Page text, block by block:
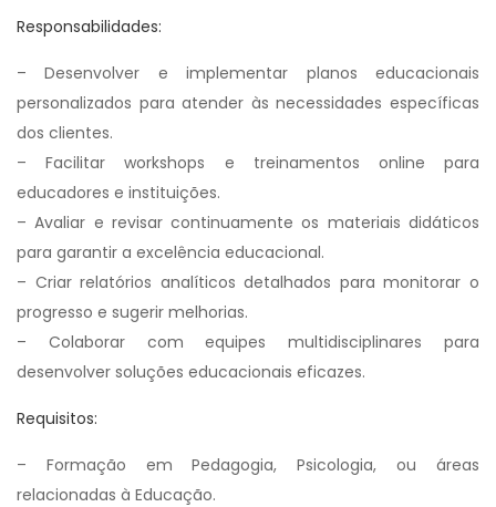
Responsabilidades:
– Desenvolver e implementar planos educacionais
personalizados para atender às necessidades específicas
dos clientes.
– Facilitar workshops e treinamentos online para
educadores e instituições.
– Avaliar e revisar continuamente os materiais didáticos
para garantir a excelência educacional.
– Criar relatórios analíticos detalhados para monitorar o
progresso e sugerir melhorias.
– Colaborar com equipes multidisciplinares para
desenvolver soluções educacionais eficazes.
Requisitos:
– Formação em Pedagogia, Psicologia, ou áreas
relacionadas à Educação.